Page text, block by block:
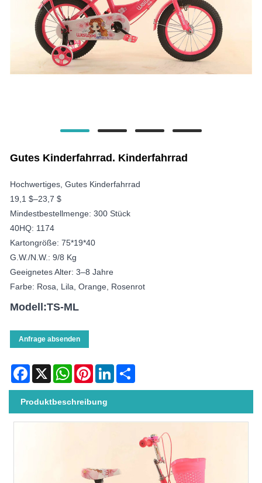
Gutes Kinderfahrrad. Kinderfahrrad
Hochwertiges, Gutes Kinderfahrrad
19,1 $–23,7 $
Mindestbestellmenge: 300 Stück
40HQ: 1174
Kartongröße: 75*19*40
G.W./N.W.: 9/8 Kg
Geeignetes Alter: 3–8 Jahre
Farbe: Rosa, Lila, Orange, Rosenrot
Modell:TS-ML
Anfrage absenden
Facebook
X WhatsAppPinterestLinkedIn
Produktbeschreibung